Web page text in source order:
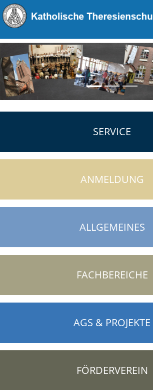
zurück
SERVICE
ANMELDUNG
ALLGEMEINES
FACHBEREICHE
AGS & PROJEKTE
FÖRDERVEREIN